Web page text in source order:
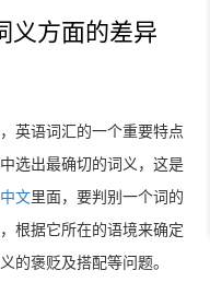
义方面的差异
英语词汇的一个重要特点
选出最确切的词义，这是
文里面，要判别一个词的
根据它所在的语境来确定
的褒贬及搭配等问题。